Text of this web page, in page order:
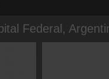
Federal,